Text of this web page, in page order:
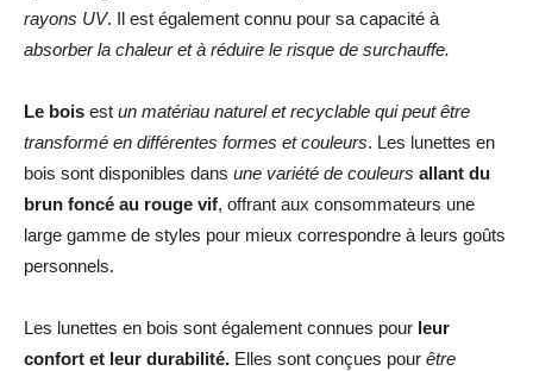
rayons UV. Il est également connu pour sa capacité à
absorber la chaleur et à réduire le risque de surchauffe.
Le bois est un matériau naturel et recyclable qui peut être
transformé en différentes formes et couleurs. Les lunettes en
bois sont disponibles dans une variété de couleurs allant du
brun foncé au rouge vif, offrant aux consommateurs une
large gamme de styles pour mieux correspondre à leurs goûts
personnels.
Les lunettes en bois sont également connues pour leur
confort et leur durabilité. Elles sont conçues pour être